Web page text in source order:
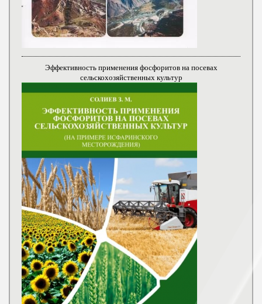
Эффективность применения фосфоритов на посевах
сельскохозяйственных культур